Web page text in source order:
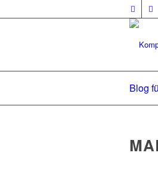
Blog